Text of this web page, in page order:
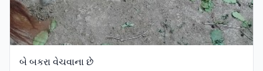
બે બકરા વેચવાના છે